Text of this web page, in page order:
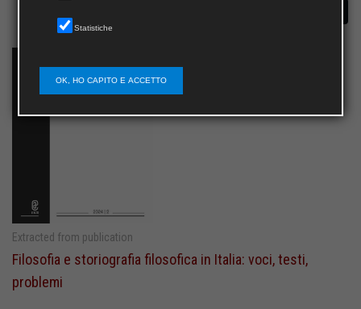
Extracted from publication
Filosofia e storiografia filosofica in Italia: voci, testi,
problemi
Statistiche
OK, HO CAPITO E ACCETTO